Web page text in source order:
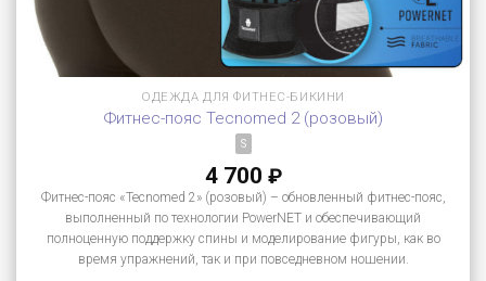
ОДЕЖДА ДЛЯ ФИТНЕС-БИКИНИ
Фитнес-пояс Tecnomed 2 (розовый)
S
4 700 ₽
Фитнес-пояс «Tecnomed 2» (розовый) – обновленный фитнес-пояс,
выполненный по технологии PowerNET и обеспечивающий
полноценную поддержку спины и моделирование фигуры, как во
время упражнений, так и при повседневном ношении.